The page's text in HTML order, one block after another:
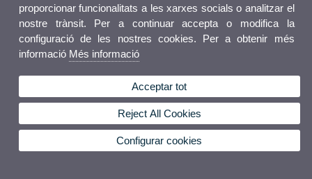
proporcionar funcionalitats a les xarxes socials o analitzar el
nostre trànsit. Per a continuar accepta o modifica la
configuració de les nostres cookies. Per a obtenir més
informació Més informació
Acceptar tot
Reject All Cookies
Configurar cookies